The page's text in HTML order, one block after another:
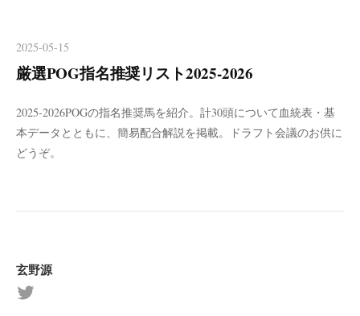
ッ
プ
2025-05-15
厳選POG指名推奨リスト2025-2026
2025-2026POGの指名推奨馬を紹介。計30頭について血統表・基
本データとともに、簡易配合解説を掲載。ドラフト会議のお供に
どうぞ。
玄野源